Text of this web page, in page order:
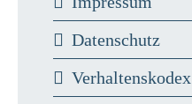
Datenschutz
Verhaltenskodex